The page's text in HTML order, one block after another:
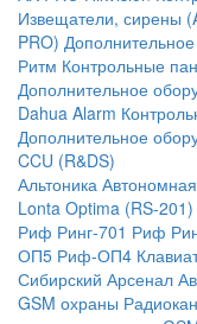
Извещатели, сирены
PRO)
Ритм Контрольные
Дополнительное
Dahua Alarm
Дополнительное
CCU (R&DS)
Альтоника
Lonta Optima (RS-201)
Риф Ринг-701 Риф
ОП5 Риф-ОП4
Сибирский Арсенал
GSM охраны